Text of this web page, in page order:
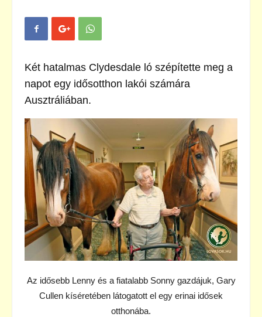
Két hatalmas Clydesdale ló szépítette meg a
napot egy idősotthon lakói számára
Ausztráliában.
Az idősebb Lenny és a fiatalabb Sonny gazdájuk, Gary
Cullen kíséretében látogatott el egy erinai idősek
otthonába.